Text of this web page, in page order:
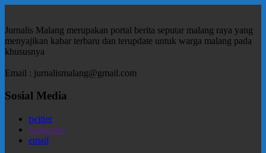
Jurnalis Malang merupakan portal berita seputar malang raya yang
menyajikan kabar terbaru dan terupdate untuk warga malang pada
khususnya
Email : jurnalismalang@gmail.com
Sosial Media
twitter
instagram
email